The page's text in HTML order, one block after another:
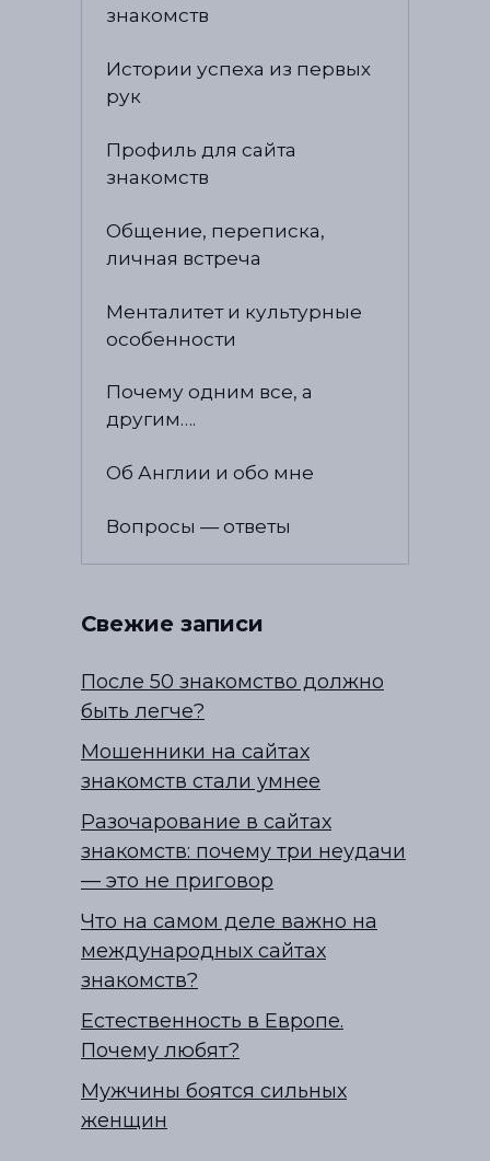
знакомств
Истории успеха из первых
рук
Профиль для сайта
знакомств
Общение, переписка,
личная встреча
Менталитет и культурные
особенности
Почему одним все, а
другим….
Об Англии и обо мне
Вопросы — ответы
Свежие записи
После 50 знакомство должно
быть легче?
Мошенники на сайтах
знакомств стали умнее
Разочарование в сайтах
знакомств: почему три неудачи
— это не приговор
Что на самом деле важно на
международных сайтах
знакомств?
Естественность в Европе.
Почему любят?
Мужчины боятся сильных
женщин